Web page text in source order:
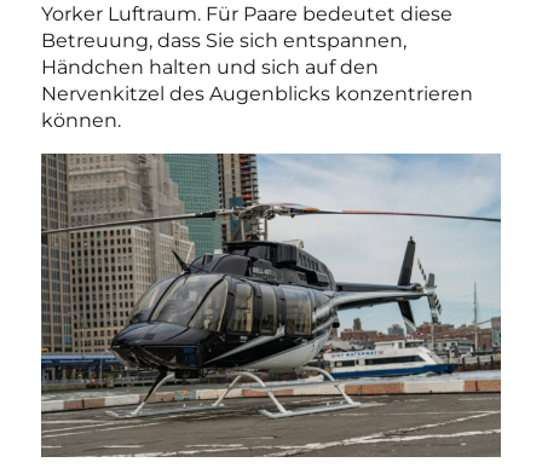
Yorker Luftraum. Für Paare bedeutet diese
Betreuung, dass Sie sich entspannen,
Händchen halten und sich auf den
Nervenkitzel des Augenblicks konzentrieren
können.